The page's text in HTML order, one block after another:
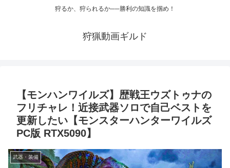
狩るか、狩られるか──勝利の知識を掴め！
狩猟動画ギルド
【モンハンワイルズ】歴戦王ウズトゥナの
フリチャレ！近接武器ソロで自己ベストを
更新したい【モンスターハンターワイルズ
PC版 RTX5090】
武器・装備